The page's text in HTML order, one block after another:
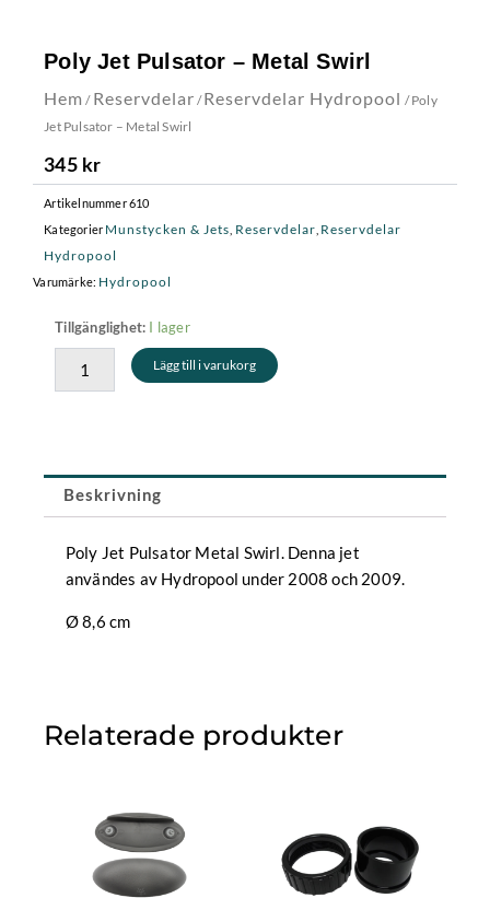
Poly Jet Pulsator – Metal Swirl
Hem / Reservdelar /Reservdelar Hydropool / Poly
Jet Pulsator – Metal Swirl
345 kr
Artikelnummer610
Kategorier Munstycken & Jets Reservdelar Reservdelar
Hydropool
Varumärke: Hydropool
Tillgänglighet: I lager
Poly
Jet
Pulsator
-
Lägg till i varukorg
Beskrivning
Poly Jet Pulsator Metal Swirl. Denna jet
användes av Hydropool under 2008 och 2009.
Ø 8,6 cm
Relaterade produkter